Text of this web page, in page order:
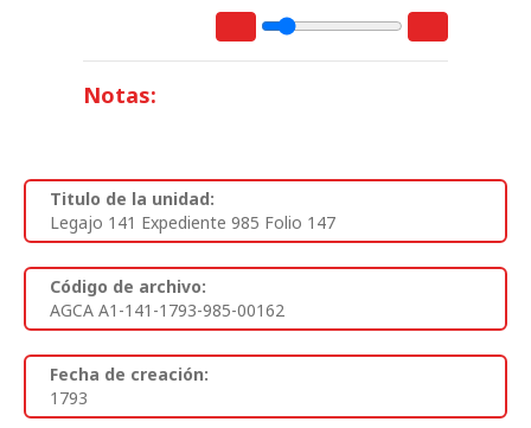
Notas:
Titulo de la unidad:
Legajo 141 Expediente 985 Folio 147
Código de archivo:
AGCA A1-141-1793-985-00162
Fecha de creación:
1793